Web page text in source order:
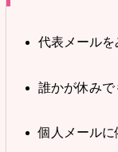
代表メール
誰かが休みで
個人メールに